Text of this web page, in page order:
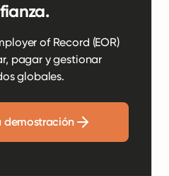
of Record (EOR)
pagar y gestionar
globales.
demostración